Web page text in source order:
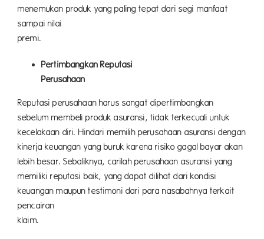
menemukan produk yang paling tepat dari segi manfaat
sampai nilai
Pertimbangkan Reputasi
Reputasi perusahaan harus sangat dipertimbangkan
sebelum membeli produk asuransi, tidak terkecuali untuk
kecelakaan diri. Hindari memilih perusahaan asuransi dengan
kinerja keuangan yang buruk karena risiko gagal bayar akan
lebih besar. Sebaliknya, carilah perusahaan asuransi yang
memiliki reputasi baik, yang dapat dilihat dari kondisi
keuangan maupun testimoni dari para nasabahnya terkait
pencairan